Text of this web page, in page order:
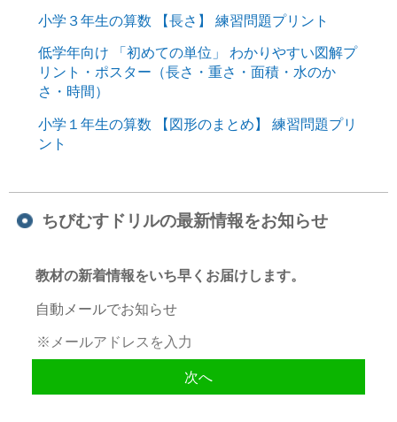
小学３年生の算数 【長さ】 練習問題プリント
低学年向け 「初めての単位」 わかりやすい図解プ
リント・ポスター（長さ・重さ・面積・水のか
さ・時間）
小学１年生の算数 【図形のまとめ】 練習問題プリ
ント
ちびむすドリルの最新情報をお知らせ
教材の新着情報をいち早くお届けします。
自動メールでお知らせ